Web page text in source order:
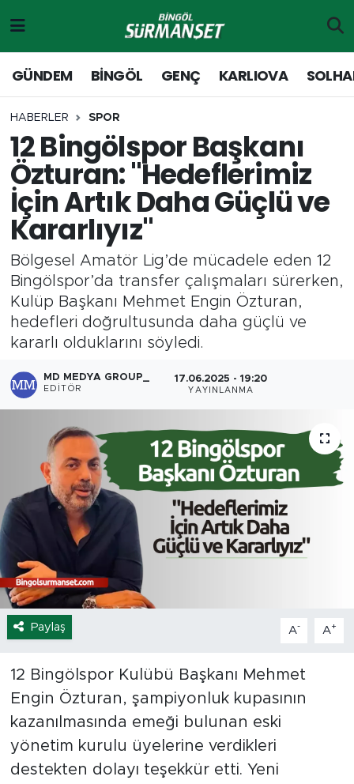
GÜNDEM BİNGÖL GENÇ KARLIOVA
HABERLER SPOR
12 Bingölspor Başkanı
Özturan: "Hedeflerimiz
İçin Artık Daha Güçlü ve
Kararlıyız"
Bölgesel Amatör Lig’de mücadele eden 12
Bingölspor’da transfer çalışmaları sürerken,
Kulüp Başkanı Mehmet Engin Özturan,
hedefleri doğrultusunda daha güçlü ve
kararlı olduklarını söyledi.
MD MEDYA GROUP_
EDITÖR
17.06.2025 - 19:20
YAYINLANMA
Paylaş A- A+
12 Bingölspor Kulübü Başkanı Mehmet
Engin Özturan, şampiyonluk kupasının
kazanılmasında emeği bulunan eski
yönetim kurulu üyelerine verdikleri
destekten dolayı teşekkür etti. Yeni
Genç
Solhan
Karlıova
Adaklı-Kiğı
Yayladere-Yedisu
MD Prestij Dergisi
Siyaset
Spor
Sağlık
Eğitim
Ekonomi
Hava Durumu
Tavz Der
Merkez Hava Durumu
Merkez Trafik Yoğunluk Haritası
Süper Lig Puan Durumu ve Fikstür
Tüm Manşetler
Son Dakika Haberleri
Haber Arşivi